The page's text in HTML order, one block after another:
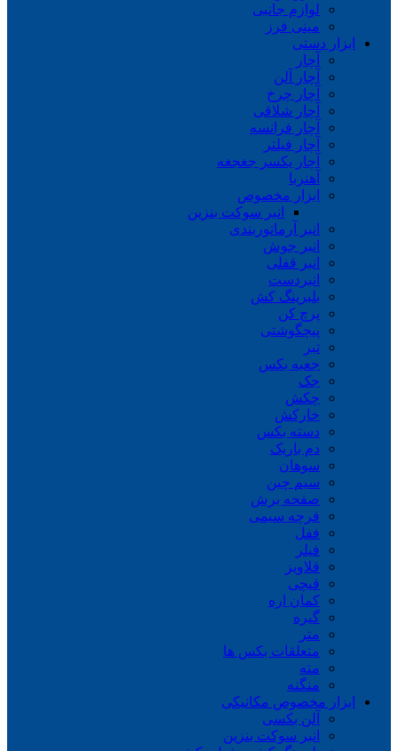
لوازم جانبی
مینی فرز
ابزار دستی
آچار
آچار آلن
آچار چرخ
آچار شلاقی
آچار فرانسه
آچار فیلتر
آچار یکسر جغجغه
آهنربا
ابزار مخصوص
انبر سوکت بنزین
انبر آرماتوربندی
انبر جوش
انبر قفلی
انبردست
بلبرینگ کش
پرچ کن
پیچگوشتی
تبر
جعبه بکس
جک
چکش
خارکش
دسته بکس
دم باریک
سوهان
سیم چین
صفحه برش
فرچه سیمی
ففل
فیلر
قلاویز
قیچی
کمان اره
گیره
متر
متعلقات بکس ها
مته
منگنه
ابزار مخصوص مکانیکی
آلن بکسی
انبر سوکت بنزین